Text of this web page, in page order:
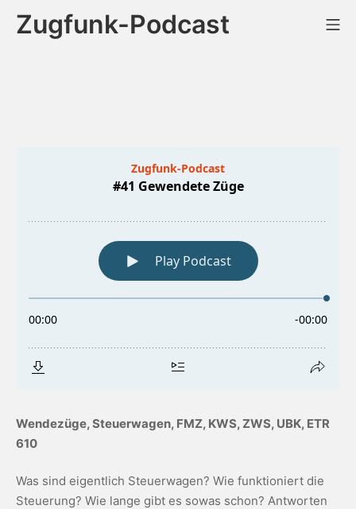
InhaltZugfunk-Podcast
Wendezüge, Steuerwagen, FMZ, KWS, ZWS, UBK, ETR
610
Was sind eigentlich Steuerwagen? Wie funktioniert die
Steuerung? Wie lange gibt es sowas schon? Antworten